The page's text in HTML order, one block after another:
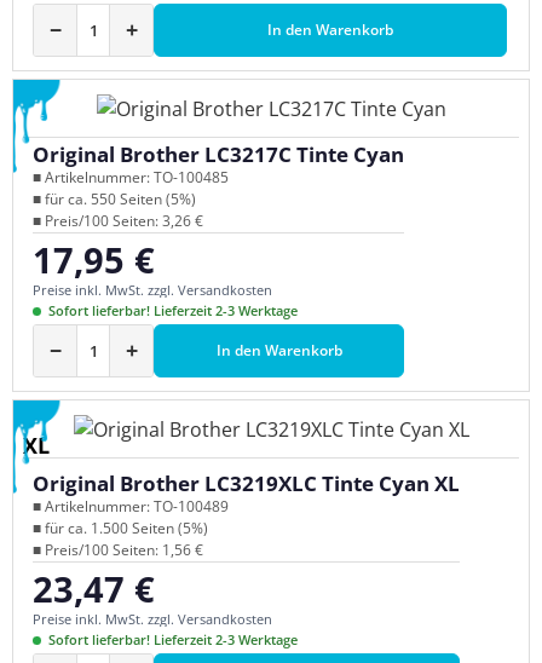
− + In den Warenkorb
Original Brother LC3217C Tinte Cyan
■ Artikelnummer: TO-100485
■ für ca. 550 Seiten (5%)
■ Preis/100 Seiten: 3,26 €
Regulärer Preis:
17,95 €
Preise inkl. MwSt. zzgl. Versandkosten
Sofort lieferbar! Lieferzeit 2-3 Werktage
− + In den Warenkorb
XL
Original Brother LC3219XLC Tinte Cyan XL
■ Artikelnummer: TO-100489
■ für ca. 1.500 Seiten (5%)
■ Preis/100 Seiten: 1,56 €
Regulärer Preis:
23,47 €
Preise inkl. MwSt. zzgl. Versandkosten
Sofort lieferbar! Lieferzeit 2-3 Werktage